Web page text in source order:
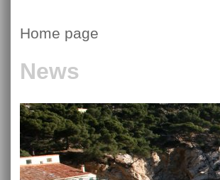
Home page
News